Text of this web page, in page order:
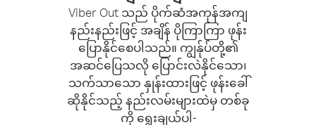
Viber Out သည် ပိုက်ဆံအကုန်အကျ
နည်းနည်းဖြင့် အချိန် ပိုကြာကြာ ဖုန်း
ပြောနိုင်စေပါသည်။ ကျွန်ုပ်တို့၏
အဆင်ပြေသလို ပြောင်းလဲနိုင်သော၊
သက်သာသော နှုန်းထားဖြင့် ဖုန်းခေါ်
ဆိုနိုင်သည့် နည်းလမ်းများထဲမှ တစ်ခု
ကို ရွေးချယ်ပါ-